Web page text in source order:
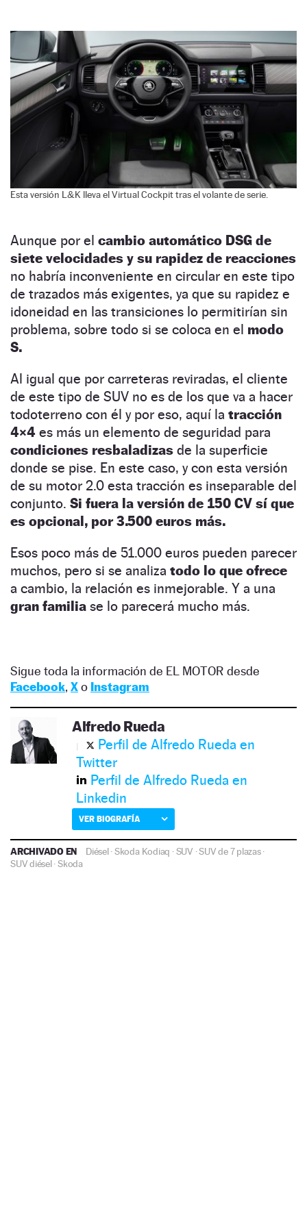
Esta versión L&K lleva el Virtual Cockpit tras el volante de serie.
Aunque por el cambio automático DSG de
siete velocidades y su rapidez de reacciones
no habría inconveniente en circular en este tipo
de trazados más exigentes, ya que su rapidez e
idoneidad en las transiciones lo permitirían sin
problema, sobre todo si se coloca en el modo
S.
Al igual que por carreteras reviradas, el cliente
de este tipo de SUV no es de los que va a hacer
todoterreno con él y por eso, aquí la tracción
4×4 es más un elemento de seguridad para
condiciones resbaladizas de la superficie
donde se pise. En este caso, y con esta versión
de su motor 2.0 esta tracción es inseparable del
conjunto. Si fuera la versión de 150 CV sí que
es opcional, por 3.500 euros más.
Esos poco más de 51.000 euros pueden parecer
muchos, pero si se analiza todo lo que ofrece
a cambio, la relación es inmejorable. Y a una
gran familia se lo parecerá mucho más.
Sigue toda la información de EL MOTOR desde
Facebook, Xo Instagram
Alfredo Rueda
Perfil de Alfredo Rueda en
Twitter
Perfil de Alfredo Rueda en
Linkedin
VER BIOGRAFÍA
ARCHIVADO EN Diésel·Skoda Kodiaq ·SUV ·SUV de 7 plazas·
SUV diésel·Skoda